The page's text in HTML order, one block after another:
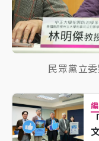
民眾黨立